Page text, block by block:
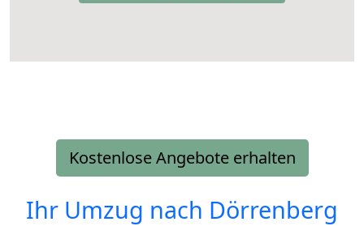
Kostenlose Angebote erhalten
Ihr Umzug nach Dörrenberg